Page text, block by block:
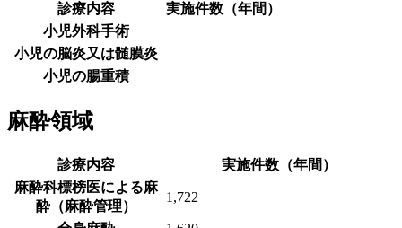
診療内容
実施件数（年間）
小児外科手術
小児の脳炎又は髄膜炎
小児の腸重積
麻酔領域
診療内容
実施件数（年間）
麻酔科標榜医による麻
酔（麻酔管理）
1,722